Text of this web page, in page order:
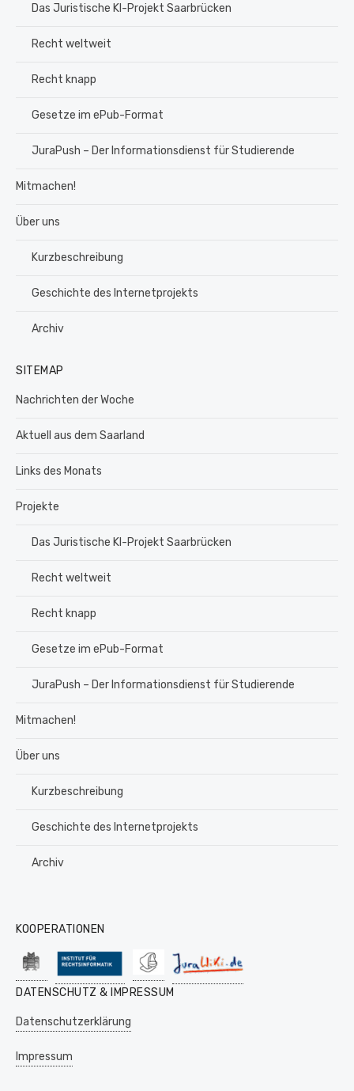
Das Juristische KI-Projekt Saarbrücken
Recht weltweit
Recht knapp
Gesetze im ePub-Format
JuraPush – Der Informationsdienst für Studierende
Mitmachen!
Über uns
Kurzbeschreibung
Geschichte des Internetprojekts
Archiv
SITEMAP
Nachrichten der Woche
Aktuell aus dem Saarland
Links des Monats
Projekte
Das Juristische KI-Projekt Saarbrücken
Recht weltweit
Recht knapp
Gesetze im ePub-Format
JuraPush – Der Informationsdienst für Studierende
Mitmachen!
Über uns
Kurzbeschreibung
Geschichte des Internetprojekts
Archiv
KOOPERATIONEN
DATENSCHUTZ & IMPRESSUM
Datenschutzerklärung
Impressum